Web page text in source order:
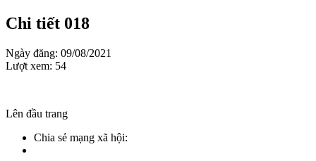
Chi tiết 018
Ngày đăng: 09/08/2021
Lượt xem: 54
Lên đầu trang
Chia sẻ mạng xã hội: